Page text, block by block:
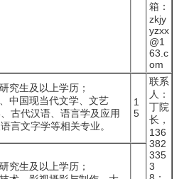
箱：
zkjy
yzxx
@1
63.c
om
究生及以上学历；
中国现当代文学、文艺
古代汉语、语言学及应用
言文字学等相关专业。
1
5
联系
人：
丁院
长，
136
382
335
3
究生及以上学历；